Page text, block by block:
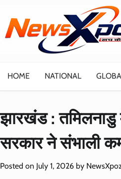
content
HOME NATIONAL
झारखंड : तमिलनाडु
सरकार ने संभाली
Posted on July 1, 2026 by